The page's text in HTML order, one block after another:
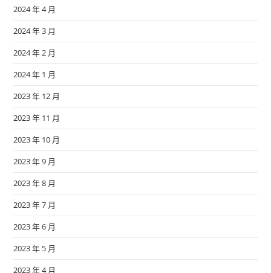
2024 年 4 月
2024 年 3 月
2024 年 2 月
2024 年 1 月
2023 年 12 月
2023 年 11 月
2023 年 10 月
2023 年 9 月
2023 年 8 月
2023 年 7 月
2023 年 6 月
2023 年 5 月
2023 年 4 月